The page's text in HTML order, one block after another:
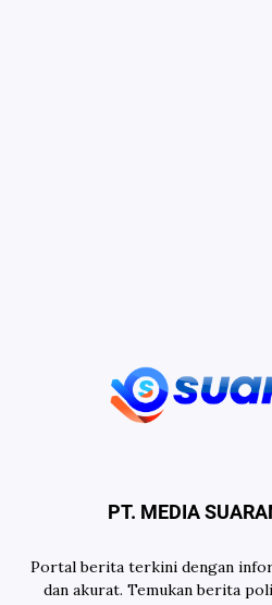
PT. MEDIA
Portal berita terkini dengan
dan akurat. Temukan berita